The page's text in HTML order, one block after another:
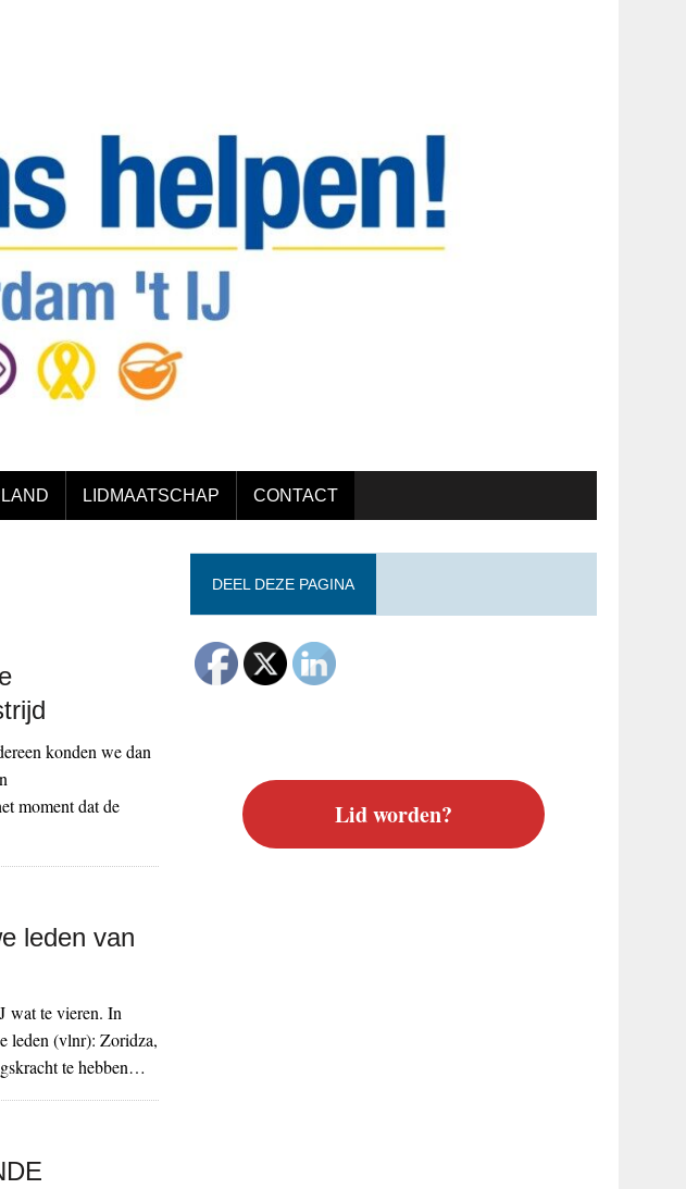
LIDMAATSCHAP CONTACT
konden we dan
moment dat de
leden van
wat te vieren. In
leden (vlnr): Zoridza,
te hebben…
DEEL DEZE PAGINA
Lid worden?